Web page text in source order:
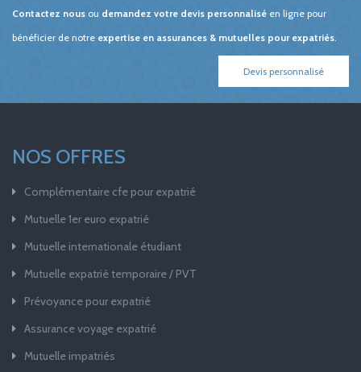
Contactez nous ou demandez votre devis personnalisé en ligne pour
bénéficier de notre expertise en assurances & mutuelles pour expatriés
Devis personnalisé
NOS OFFRES
Complémentaire cfe pour expatrié
Mutuelle 1er euro expatrié
Mutuelle internationale étudiant
Mutuelle expatrié temporaire / PVT
Prévoyance pour expatrié
Assurance voyage expatrié
Mutuelle impatriés